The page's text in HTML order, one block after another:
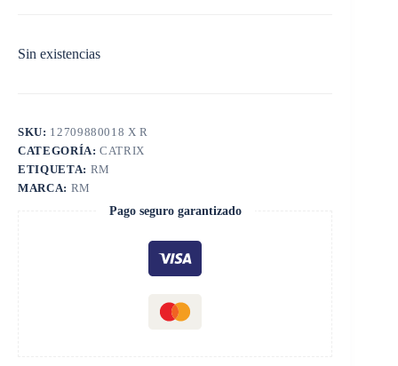
Sin existencias
SKU: 12709880018 X R
CATEGORÍA:CATRIX
ETIQUETA: RM
MARCA: RM
Pago seguro garantizado